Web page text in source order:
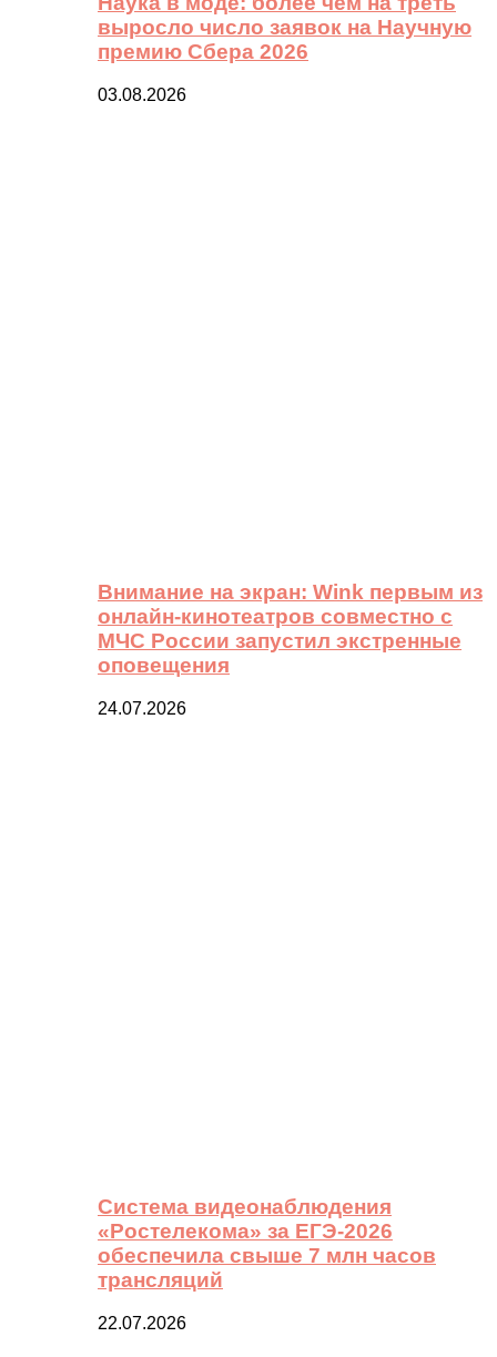
выросло число заявок на Научную
премию Сбера 2026
03.08.2026
Внимание на экран: Wink первым из
онлайн-кинотеатров совместно с
МЧС России запустил экстренные
оповещения
24.07.2026
Система видеонаблюдения
«Ростелекома» за ЕГЭ-2026
обеспечила свыше 7 млн часов
трансляций
22.07.2026